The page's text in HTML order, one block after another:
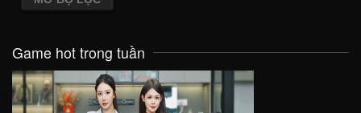
Game hot trong tuần